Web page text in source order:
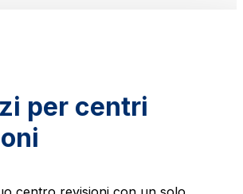
per centri